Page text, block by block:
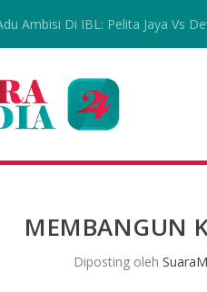
Ambisi Di IBL: Pelita Jaya Vs
MEMBANGUN
Diposting oleh